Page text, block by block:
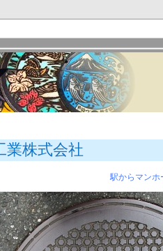
業株式会社
駅からマンホ